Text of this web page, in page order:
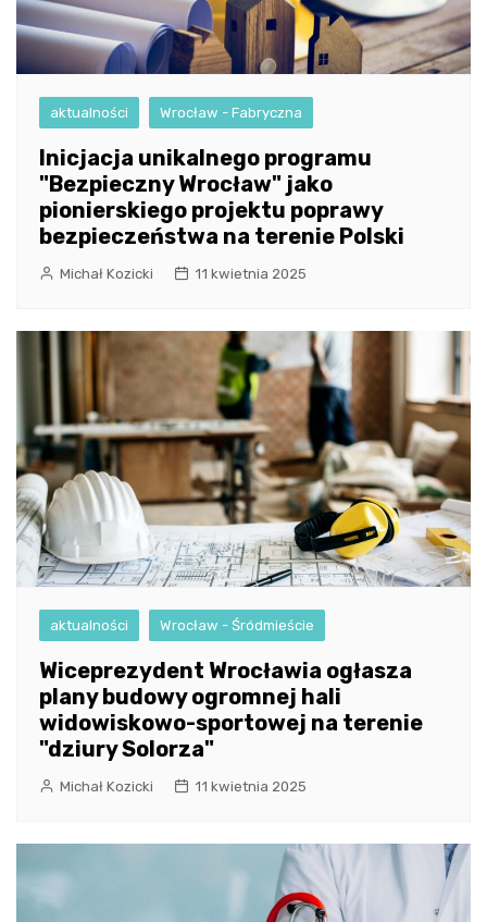
aktualności Wrocław - Fabryczna
Inicjacja unikalnego programu
"Bezpieczny Wrocław" jako
pionierskiego projektu poprawy
bezpieczeństwa na terenie Polski
Michał Kozicki 11 kwietnia 2025
aktualności Wrocław - Śródmieście
Wiceprezydent Wrocławia ogłasza
plany budowy ogromnej hali
widowiskowo-sportowej na terenie
"dziury Solorza"
Michał Kozicki 11 kwietnia 2025